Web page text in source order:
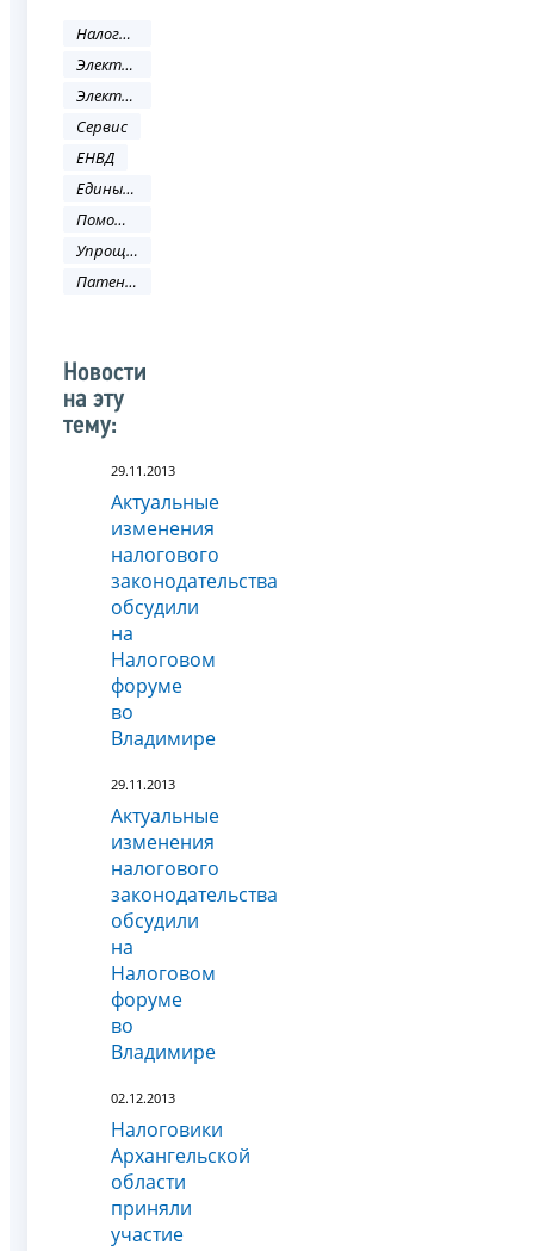
Налоги и сборы
Электронные услуги
Электронные сервисы
Сервис
ЕНВД
Единый налог на вменённый доход
Помощь налогоплательщику
Упрощенная система налогооблажения
Патентная система налогообложения
Новости
на эту
тему:
29.11.2013
Актуальные
изменения
налогового
законодательства
обсудили
на
Налоговом
форуме
во
Владимире
29.11.2013
Актуальные
изменения
налогового
законодательства
обсудили
на
Налоговом
форуме
во
Владимире
02.12.2013
Налоговики
Архангельской
области
приняли
участие